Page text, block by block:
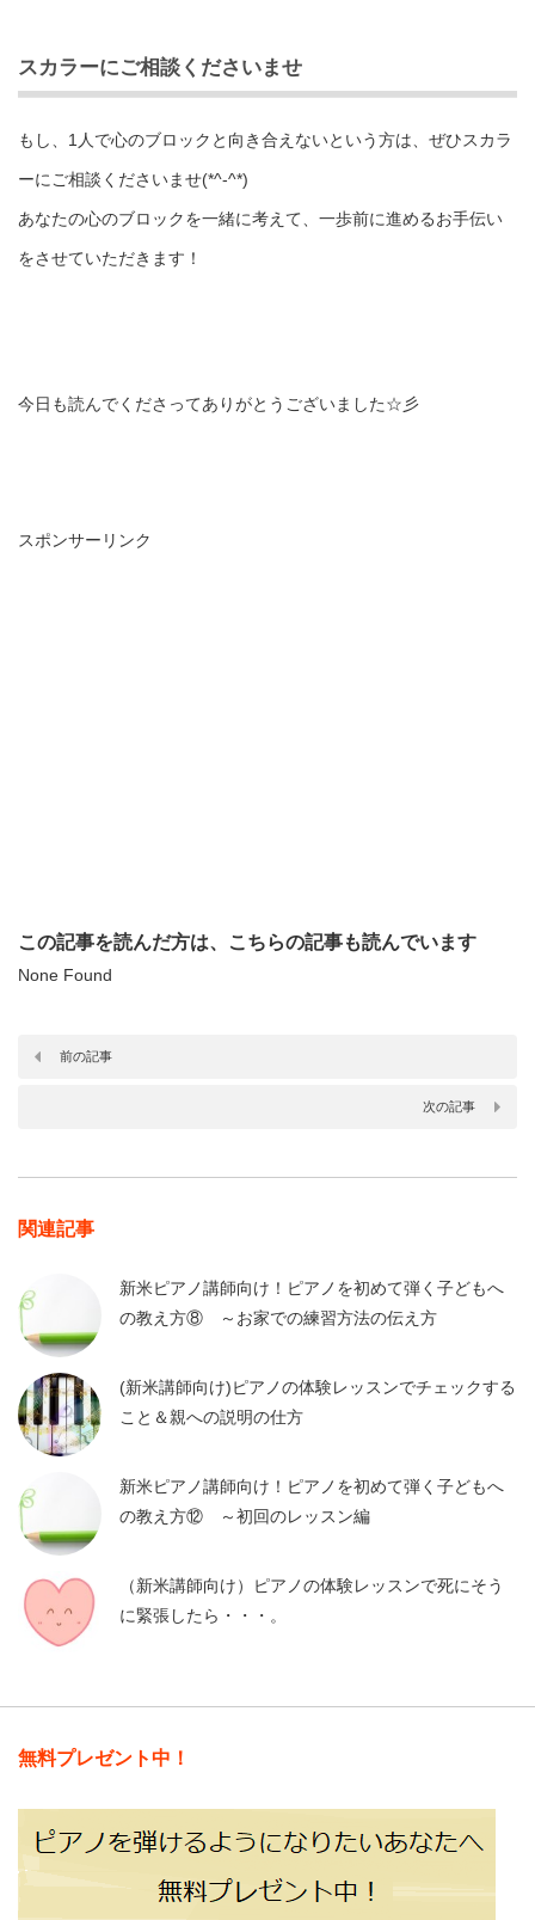
スカラーにご相談くださいませ
もし、1人で心のブロックと向き合えないという方は、ぜひスカラ
ーにご相談くださいませ(*^-^*)
あなたの心のブロックを一緒に考えて、一歩前に進めるお手伝い
をさせていただきます！
今日も読んでくださってありがとうございました☆彡
スポンサーリンク
この記事を読んだ方は、こちらの記事も読んでいます
None Found
前の記事
次の記事
関連記事
新米ピアノ講師向け！ピアノを初めて弾く子どもへ
の教え方⑧ ～お家での練習方法の伝え方
(新米講師向け)ピアノの体験レッスンでチェックする
こと＆親への説明の仕方
新米ピアノ講師向け！ピアノを初めて弾く子どもへ
の教え方⑫ ～初回のレッスン編
（新米講師向け）ピアノの体験レッスンで死にそう
に緊張したら・・・。
無料プレゼント中！